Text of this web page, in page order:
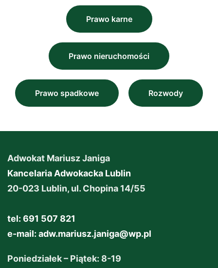
Prawo karne
Prawo nieruchomości
Prawo spadkowe Rozwody
Adwokat Mariusz Janiga
Kancelaria Adwokacka Lublin
20-023 Lublin, ul. Chopina 14/55
tel: 691 507 821
e-mail: adw.mariusz.janiga@wp.pl
Poniedziałek – Piątek: 8-19